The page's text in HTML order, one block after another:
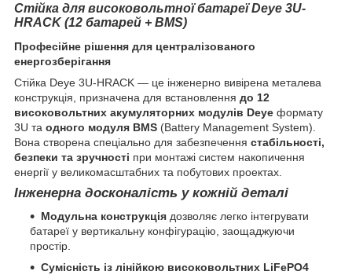
Стійка для високовольтної батареї Deye 3U-
HRACK (12 батарей + BMS)
Професійне рішення для централізованого
енергозберігання
Стійка Deye 3U-HRACK — це інженерно вивірена металева
конструкція, призначена для встановлення до 12
високовольтних акумуляторних модулів Deye формату
3U та одного модуля BMS (Battery Management System).
Вона створена спеціально для забезпечення стабільності,
безпеки та зручності при монтажі систем накопичення
енергії у великомасштабних та побутових проектах.
Інженерна досконалість у кожній деталі
Модульна конструкція дозволяє легко інтегрувати
батареї у вертикальну конфігурацію, заощаджуючи
простір.
Сумісність із лінійкою високовольтних LiFePO4